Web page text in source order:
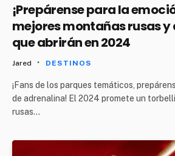
¡Prepárense para la
mejores montañas rusas
que abrirán en 2024
Jared DESTINOS
¡Fans de los parques temáticos,
de adrenalina! El 2024 promete un
rusas…